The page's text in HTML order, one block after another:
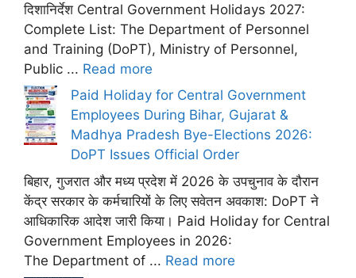
दिशानिर्देश Central Government Holidays 2027:
Complete List: The Department of Personnel
and Training (DoPT), Ministry of Personnel,
Public ... Read more
Paid Holiday for Central Government
Employees During Bihar, Gujarat &
Madhya Pradesh Bye-Elections 2026:
DoPT Issues Official Order
बिहार, गुजरात और मध्य प्रदेश में 2026 के उपचुनाव के दौरान
केंद्र सरकार के कर्मचारियों के लिए सवेतन अवकाश: DoPT ने
आधिकारिक आदेश जारी किया। Paid Holiday for Central
Government Employees in 2026:
The Department of ... Read more